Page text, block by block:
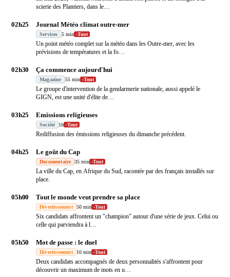
scierie des Plantiers, dans le…
02h25 Journal Météo climat outre-mer
Services 5 min -Tout
Un point météo complet sur la météo dans les Outre-mer, avec les
prévisions de températures et la fo…
02h30 Ça commence aujourd'hui
Magazine 55 min -Tout
Le groupe d'intervention de la gendarmerie nationale, aussi appelé le
GIGN, est une unité d'élite de…
03h25 Emissions religieuses
Société 1h -Tout
Rediffusion des émissions religieuses du dimanche précédent.
04h25 Le goût du Cap
Documentaire 35 min -Tout
La ville du Cap, en Afrique du Sud, racontée par des français installés sur
place.
05h00 Tout le monde veut prendre sa place
Divertissement 50 min -Tout
Six candidats affrontent un "champion" autour d'une série de jeux. Celui ou
celle qui parviendra à l…
05h50 Mot de passe : le duel
Divertissement 10 min -Tout
Deux candidats accompagnés de deux personnalités s'affrontent pour
découvrir un maximum de mots en u…